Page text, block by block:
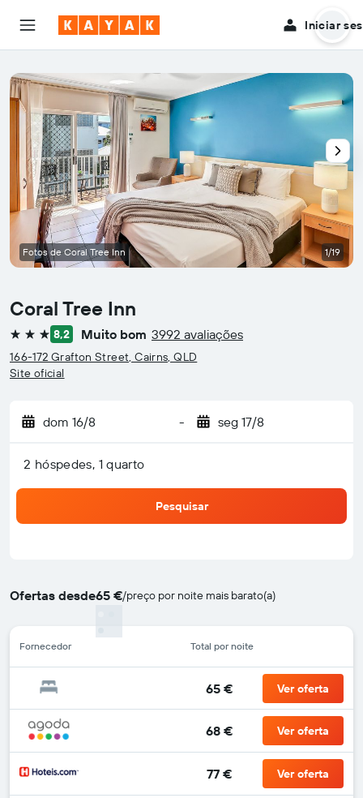
Iniciar
Coral Tree Inn
3 estrelas8,2 Muito bom 3992 avaliações
166-172 Grafton Street, Cairns, QLD
Site oficial
dom 16/8 - seg 17/8
2 hóspedes, 1 quarto
Pesquisar
Ofertas desde65 €/preço por noite mais barato(a)
Fornecedor Total por noite
65 € Ver oferta
68 € Ver oferta
77 € Ver oferta
Fotos de Coral Tree Inn 1/19